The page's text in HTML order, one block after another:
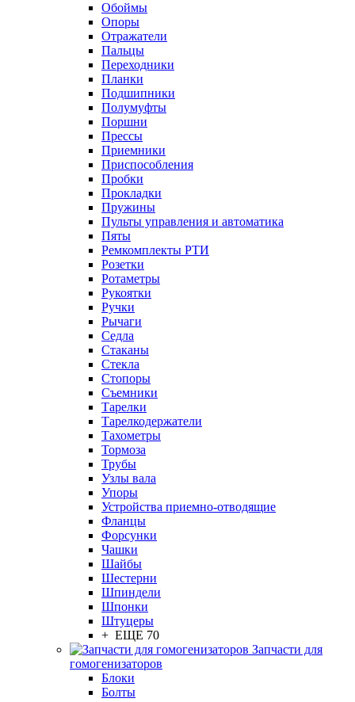
Обоймы
Опоры
Отражатели
Пальцы
Переходники
Планки
Подшипники
Полумуфты
Поршни
Прессы
Приемники
Приспособления
Пробки
Прокладки
Пружины
Пульты управления и автоматика
Пяты
Ремкомплекты РТИ
Розетки
Ротаметры
Рукоятки
Ручки
Рычаги
Седла
Стаканы
Стекла
Стопоры
Съемники
Тарелки
Тарелкодержатели
Тахометры
Тормоза
Трубы
Узлы вала
Упоры
Устройства приемно-отводящие
Фланцы
Форсунки
Чашки
Шайбы
Шестерни
Шпиндели
Шпонки
Штуцеры
+ ЕЩЕ 70
Запчасти для
гомогенизаторов
Блоки
Болты